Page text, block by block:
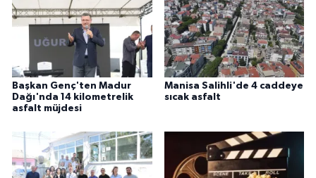
Başkan Genç'ten Madur
Dağı'nda 14 kilometrelik
asfalt müjdesi
Manisa Salihli'de 4 caddeye
sıcak asfalt